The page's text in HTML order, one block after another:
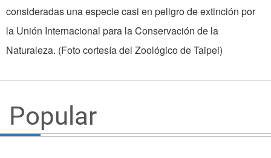
consideradas una especie casi en peligro de extinción por
la Unión Internacional para la Conservación de la
Naturaleza. (Foto cortesía del Zoológico de Taipei)
Popular